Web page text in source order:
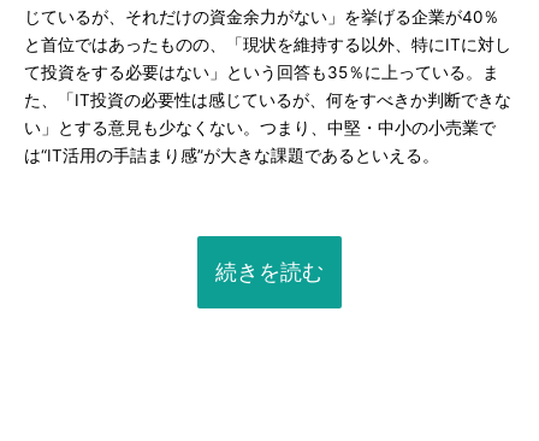
じているが、それだけの資金余力がない」を挙げる企業が40％
と首位ではあったものの、「現状を維持する以外、特にITに対し
て投資をする必要はない」という回答も35％に上っている。ま
た、「IT投資の必要性は感じているが、何をすべきか判断できな
い」とする意見も少なくない。つまり、中堅・中小の小売業で
は“IT活用の手詰まり感”が大きな課題であるといえる。
続きを読む